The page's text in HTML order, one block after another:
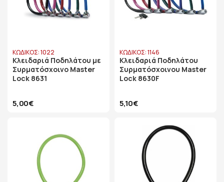
ΚΩΔΙΚΟΣ: 1022
Κλειδαριά Ποδηλάτου με
Συρματόσχοινο Master
Lock 8631
5,00€
ΚΩΔΙΚΟΣ: 1146
Κλειδαριά Ποδηλάτου
Συρματόσχοινου Master
Lock 8630F
5,10€